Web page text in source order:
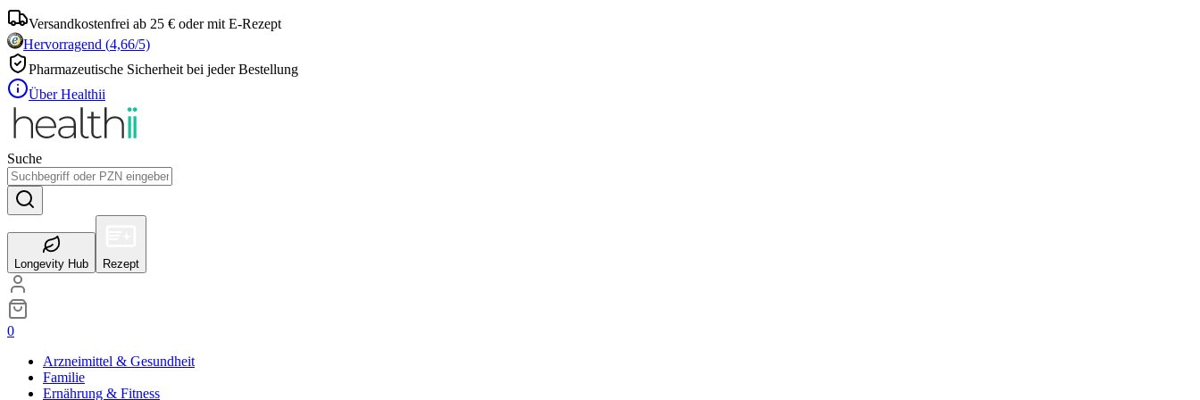
Versandkostenfrei ab 25 € oder mit E-Rezept
Hervorragend (4,66/5)
Pharmazeutische Sicherheit bei jeder Bestellung
Über Healthii
Suche
Longevity Hub Rezept
0
Arzneimittel & Gesundheit
Familie
Ernährung & Fitness